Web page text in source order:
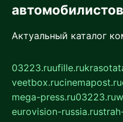
автомобилистов
Актуальный каталог
03223.ruufille.ru
veetbox.rucinemapost.ru
mega-press.ru03223.ru
eurovision-russia.ru